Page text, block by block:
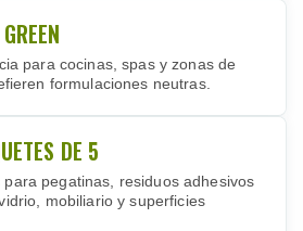
para cocinas, spas y zonas de
formulaciones neutras.
DE 5
para pegatinas, residuos adhesivos
mobiliario y superficies